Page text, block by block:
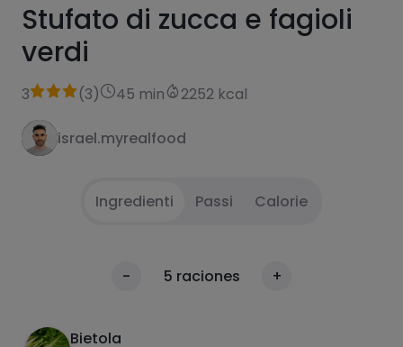
Stufato di zucca e fagioli
verdi
3 (3) 45 min 2252 kcal
israel.myrealfood
Ingredienti Passi Calorie
- 5 raciones +
Bietola
In una padella con un po' di olio d'oliva,
soffriggere le salsicce vegetali e mettere da